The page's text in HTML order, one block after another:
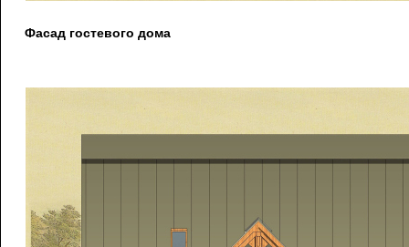
Фасад гостевого дома